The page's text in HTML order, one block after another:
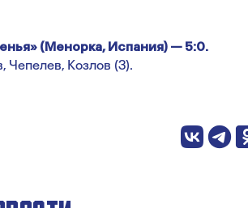
(Менорка, Испания) — 5:0.
Чепелев, Козлов (3).